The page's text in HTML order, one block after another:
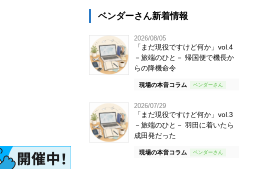
ベンダーさん新着情報
2026/08/05
「まだ現役ですけど何か」vol.4
－旅端のひと－ 帰国便で機長か
らの降機命令
現場の本音コラム
2026/07/29
「まだ現役ですけど何か」vol.3
－旅端のひと－ 羽田に着いたら
成田発だった
現場の本音コラム